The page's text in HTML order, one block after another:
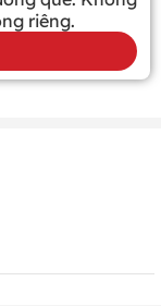
riêng.